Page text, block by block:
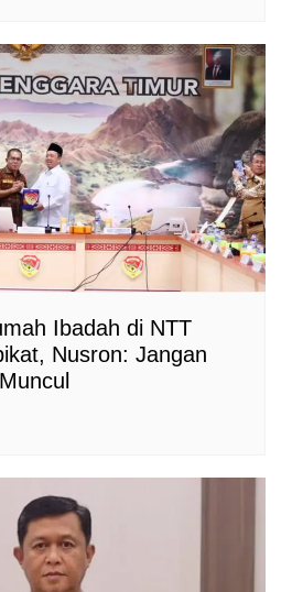
Ibadah di NTT
Nusron: Jangan